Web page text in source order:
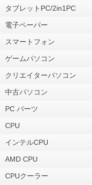
タブレットPC/2in1PC
電子ペーパー
スマートフォン
ゲームパソコン
クリエイターパソコン
中古パソコン
PC パーツ
CPU
インテルCPU
AMD CPU
CPUクーラー